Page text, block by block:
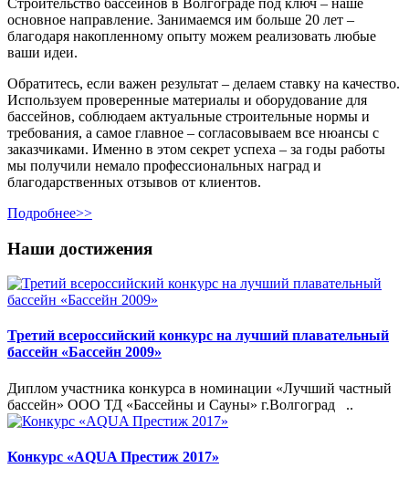
основное направление. Занимаемся им больше 20 лет –
благодаря накопленному опыту можем реализовать любые
ваши идеи.
Обратитесь, если важен результат – делаем ставку на качество.
Используем проверенные материалы и оборудование для
бассейнов, соблюдаем актуальные строительные нормы и
требования, а самое главное – согласовываем все нюансы с
заказчиками. Именно в этом секрет успеха – за годы работы
мы получили немало профессиональных наград и
благодарственных отзывов от клиентов.
Подробнее>>
Наши достижения
Третий всероссийский конкурс на лучший плавательный
бассейн «Бассейн 2009»
Диплом участника конкурса в номинации «Лучший частный
бассейн» ООО ТД «Бассейны и Сауны» г.Волгоград ..
Конкурс «AQUA Престиж 2017»